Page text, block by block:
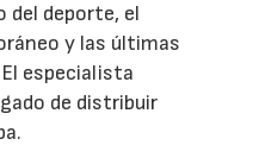
del deporte, el
y las últimas
especialista
de distribuir